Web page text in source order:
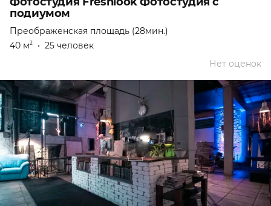
подиумом
Преображенская площадь (28мин.)
40 м2 • 25 человек
Нет оценок